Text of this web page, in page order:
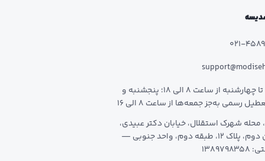
مدیسه
021-
شنبه تا چهارشنبه از ساعت 8 الی 18؛ پنجشنبه و
رسمی به‌جز جمعه‌ها از ساعت 8 الی 16
محله شهرک استقلال، خیابان دکتر عبیدی،
خیابان دوم، پلاک 12، طبقه دوم، واحد جنوبی —